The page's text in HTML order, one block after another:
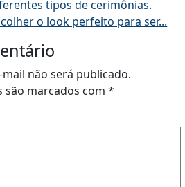
tipos de cerimônias.
o look perfeito para ser...
não será publicado.
marcados com *